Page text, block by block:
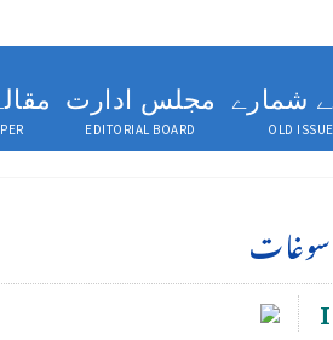
مجلس ادارت
EDITORIAL BOARD
شمارے
OLD ISSUE